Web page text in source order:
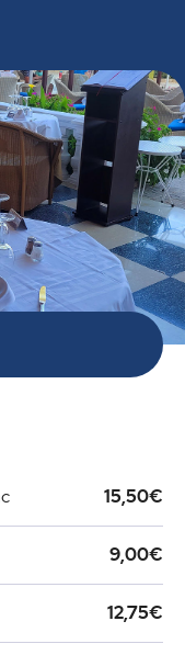
15,50€
9,00€
12,75€